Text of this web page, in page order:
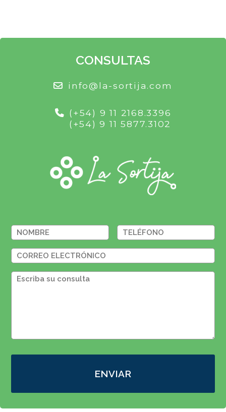
CONSULTAS
info@la-sortija.com
(+54) 9 11 2168.3396
(+54) 9 11 5877.3102
ENVIAR